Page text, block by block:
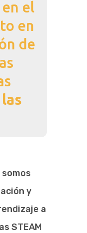
el
en
de
somos
y
a
STEAM